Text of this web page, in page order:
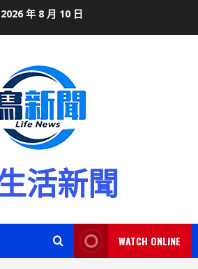
2026 年 8 月 10 日
活新聞
WATCH ONLINE